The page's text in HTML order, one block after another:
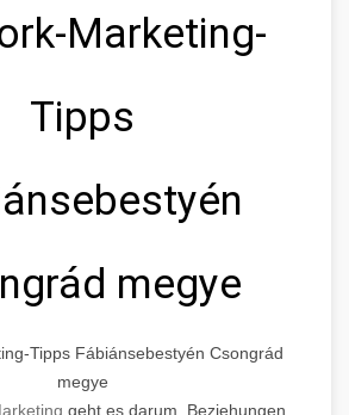
Marketing-
Tipps
megye
Tipps Fábiánsebestyén Csongrád
megye
geht es darum, Beziehungen